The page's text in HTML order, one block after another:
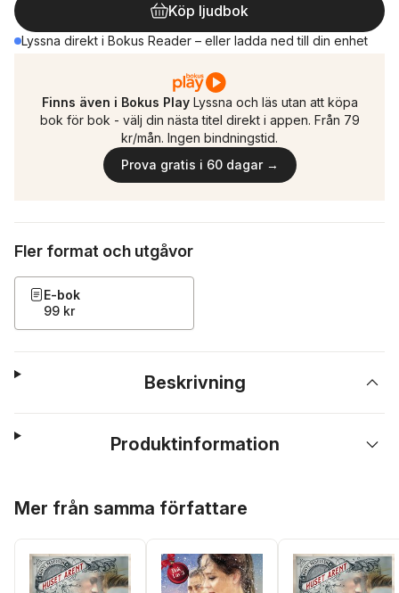
Köp ljudbok
Lyssna direkt i Bokus Reader – eller ladda ned till din enhet
Finns även i Bokus Play Lyssna och läs utan att köpa
bok för bok - välj din nästa titel direkt i appen. Från 79
kr/mån. Ingen bindningstid.
Prova gratis i 60 dagar →
Fler format och utgåvor
E-bok
99 kr
Beskrivning
Produktinformation
Mer från samma författare